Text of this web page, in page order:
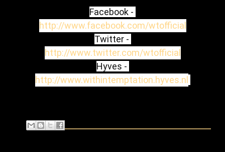
Facebook -
http://www.facebook.com/wtofficial
Twitter -
http://www.twitter.com/wtofficial
Hyves -
http://www.withintemptation.hyves.nl